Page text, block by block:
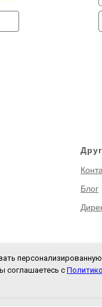
Блог
персонализированную
соглашаетесь с